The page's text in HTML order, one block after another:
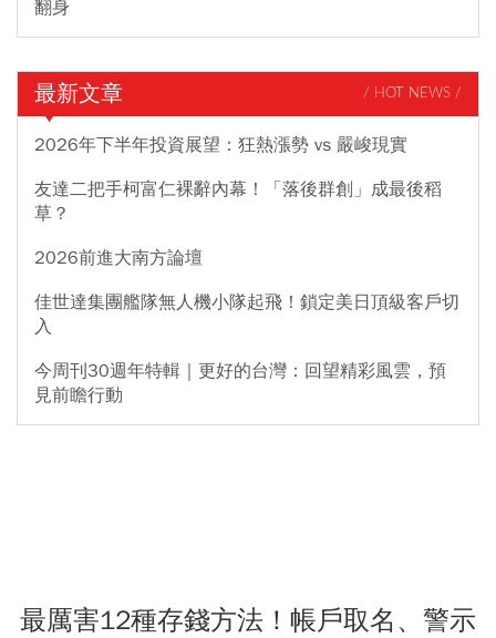
翻身
最新文章 / HOT NEWS /
2026年下半年投資展望：狂熱漲勢 vs 嚴峻現實
友達二把手柯富仁裸辭內幕！「落後群創」成最後稻
草？
2026前進大南方論壇
佳世達集團艦隊無人機小隊起飛！鎖定美日頂級客戶切
入
今周刊30週年特輯｜更好的台灣：回望精彩風雲，預
見前瞻行動
最厲害12種存錢方法！帳戶取名、警示